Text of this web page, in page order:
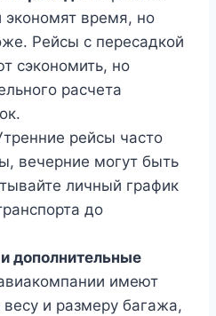
экономят время, но
Рейсы с пересадкой
сэкономить, но
расчета
рейсы часто
вечерние могут быть
личный график
до
дополнительные
имеют
и размеру багажа,